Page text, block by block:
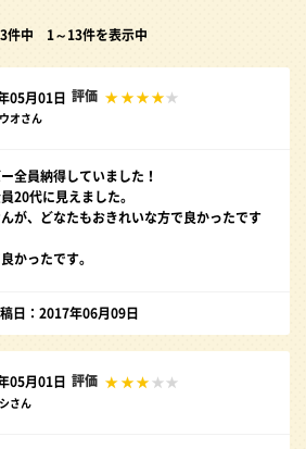
件中 1～13件を表示中
05月01日 評価
オさん
全員納得していました！
20代に見えました。
が、どなたもおきれいな方で良かったです
かったです。
日：2017年06月09日
05月01日 評価
さん